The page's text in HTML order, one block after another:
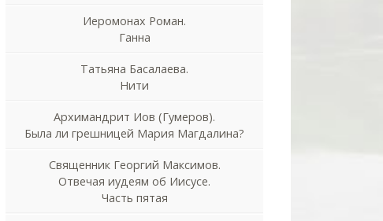
Иеромонах Роман.
Ганна
Татьяна Басалаева.
Нити
Архимандрит Иов (Гумеров).
Была ли грешницей Мария Магдалина?
Священник Георгий Максимов.
Отвечая иудеям об Иисусе.
Часть пятая